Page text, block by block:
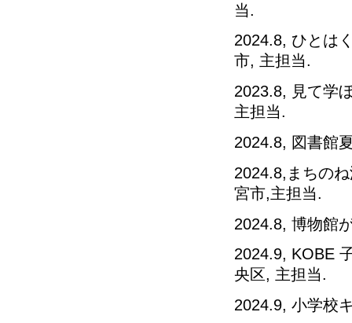
当.
2024.8, ひとは
市, 主担当.
2023.8, 見て学
主担当.
2024.8, 図書館
2024.8,まちの
宮市,主担当.
2024.8, 博物館
2024.9, KOBE
央区, 主担当.
2024.9, 小学校